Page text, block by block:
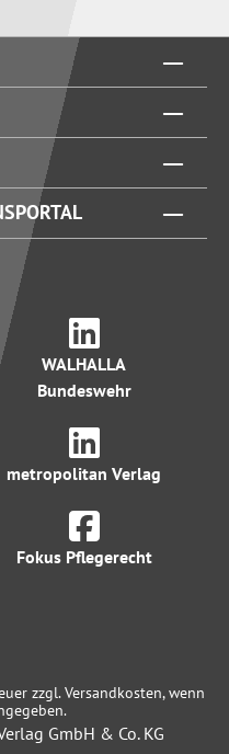
WALHALLA
Bundeswehr
metropolitan Verlag
Fokus Pflegerecht
zzgl. Versandkosten, wenn
GmbH & Co. KG